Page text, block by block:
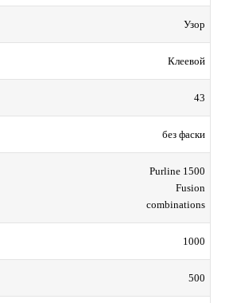
Узор
Клеевой
43
без фаски
Purline 1500
Fusion
combinations
1000
500